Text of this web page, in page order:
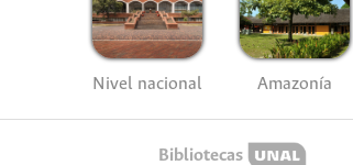
Nivel nacional Amazonía
Bibliotecas